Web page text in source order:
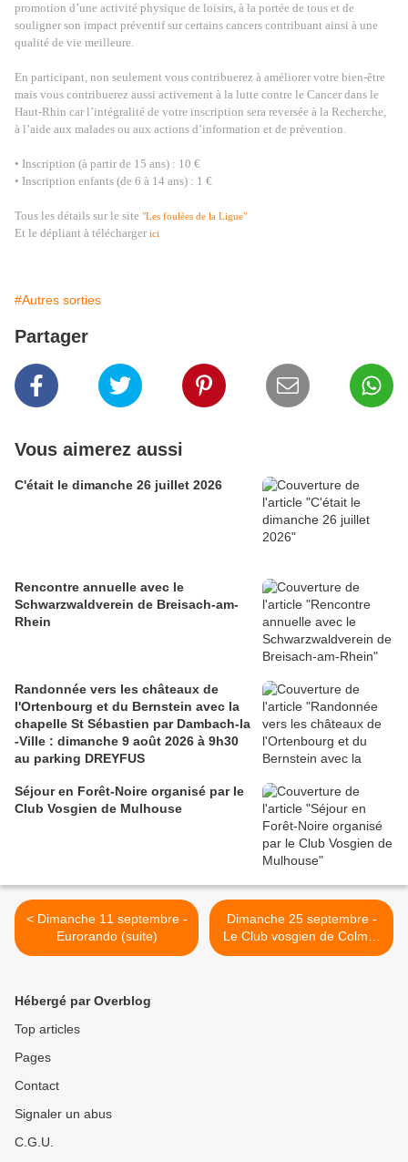
promotion d’une activité physique de loisirs, à la portée de tous et de
souligner son impact préventif sur certains cancers contribuant ainsi à une
qualité de vie meilleure.
En participant, non seulement vous contribuerez à améliorer votre bien-être
mais vous contribuerez aussi activement à la lutte contre le Cancer dans le
Haut-Rhin car l’intégralité de votre inscription sera reversée à la Recherche,
à l’aide aux malades ou aux actions d’information et de prévention.
• Inscription (à partir de 15 ans) : 10 €
• Inscription enfants (de 6 à 14 ans) : 1 €
Tous les détails sur le site "Les foulées de la Ligue"
Et le dépliant à télécharger ici
#Autres sorties
Partager
Vous aimerez aussi
C'était le dimanche 26 juillet 2026
Rencontre annuelle avec le
Schwarzwaldverein de Breisach-am-
Rhein
Randonnée vers les châteaux de
l'Ortenbourg et du Bernstein avec la
chapelle St Sébastien par Dambach-la
-Ville : dimanche 9 août 2026 à 9h30
au parking DREYFUS
Séjour en Forêt-Noire organisé par le
Club Vosgien de Mulhouse
< Dimanche 11 septembre -
Eurorando (suite)
Dimanche 25 septembre -
Le Club vosgien de Colmar
et le Schwarzwaldverein
Hébergé par Overblog
Top articles
Pages
Contact
Signaler un abus
C.G.U.